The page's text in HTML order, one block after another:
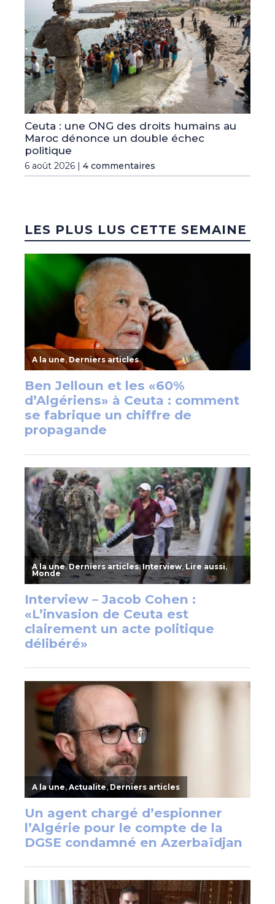
Ceuta : une ONG des droits humains au
Maroc dénonce un double échec
politique
6 août 2026 | 4 commentaires
LES PLUS LUS CETTE SEMAINE